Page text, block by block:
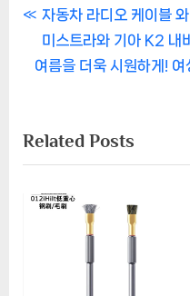
글
탐
P
r
e
o
u
s
자동차 라디오 케이블
미스트라와 기아 K2 내
N
t
P
o
여름을 더욱 시원하게!
Related Posts